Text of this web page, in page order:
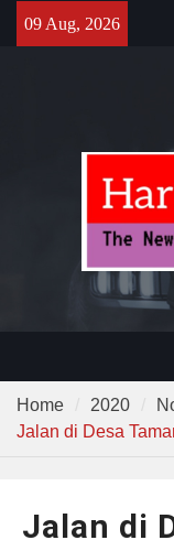
09 Aug, 2026
Home 2020
Jalan di Desa
Jalan di